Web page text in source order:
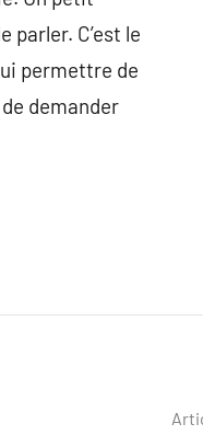
parler. C’est le
permettre de
demander